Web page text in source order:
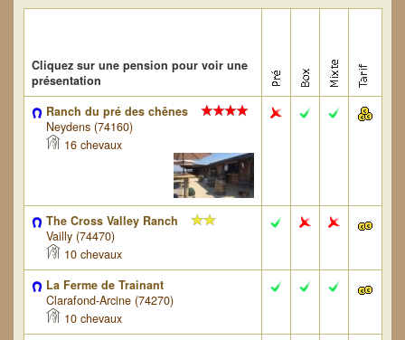
Cliquez sur une pension pour voir une
présentation
Ranch du pré des chênes
Neydens (74160)
16 chevaux
The Cross Valley Ranch
Vailly (74470)
10 chevaux
La Ferme de Trainant
Clarafond-Arcine (74270)
10 chevaux